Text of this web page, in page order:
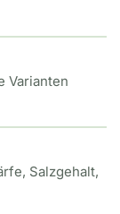
Varianten
Salzgehalt,